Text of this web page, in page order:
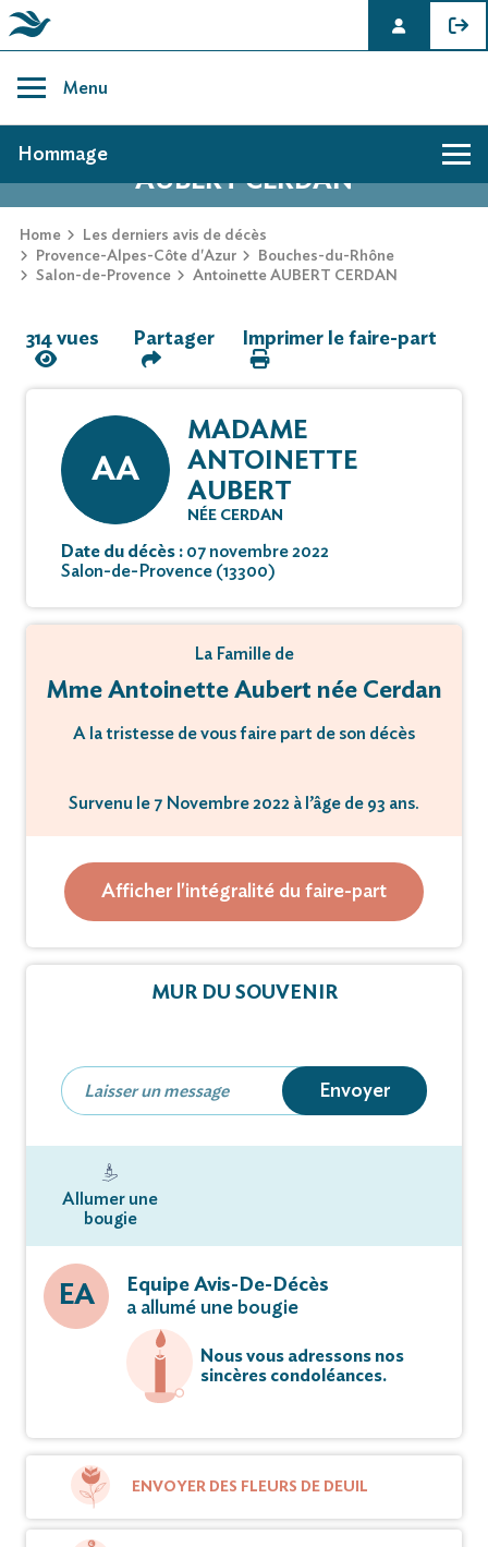
content
Menu
AVIS DE DÉCÈS DE ANTOINETTE
AUBERT CERDAN
Home
Les derniers avis de décès
Provence-Alpes-Côte d'Azur
Bouches-du-Rhône
Salon-de-Provence
Antoinette AUBERT CERDAN
Hommage
Faire-part
314 vues Partager Imprimer le faire-part
AA
MADAME
ANTOINETTE
AUBERT
NÉE CERDAN
Date du décès : 07 novembre 2022
Salon-de-Provence (13300)
La Famille de
Mme Antoinette Aubert née Cerdan
A la tristesse de vous faire part de son décès
Survenu le 7 Novembre 2022 à l’âge de 93 ans.
Vous pouvez déposer vos messages de
condoléances et témoignages sur ce site.
Afficher l'intégralité du faire-part
MUR DU SOUVENIR
Envoyer
Allumer une
bougie
EA
Equipe Avis-De-Décès
a allumé une bougie
Nous vous adressons nos
sincères condoléances.
ENVOYER DES FLEURS DE DEUIL